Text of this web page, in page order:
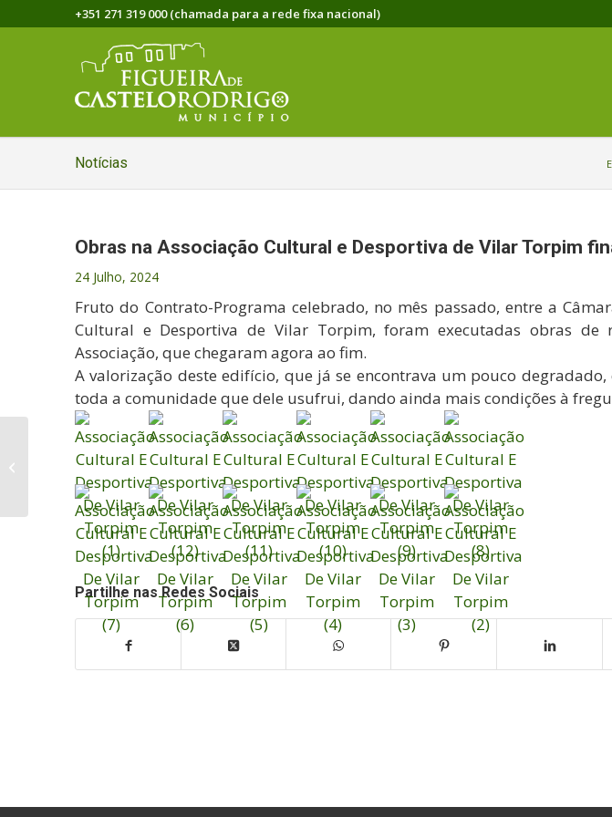
+351 271 319 000 (chamada para a rede fixa nacional)
Notícias
Obras na Associação Cultural e Desportiva de Vilar Torpim
24 Julho, 2024
Fruto do Contrato-Programa celebrado, no mês passado, entre a
Cultural e Desportiva de Vilar Torpim, foram executadas obras de
Associação, que chegaram agora ao fim.
A valorização deste edifício, que já se encontrava um pouco
toda a comunidade que dele usufrui, dando ainda mais condições à
Partilhe nas Redes Sociais
XXV Slalom Castelo